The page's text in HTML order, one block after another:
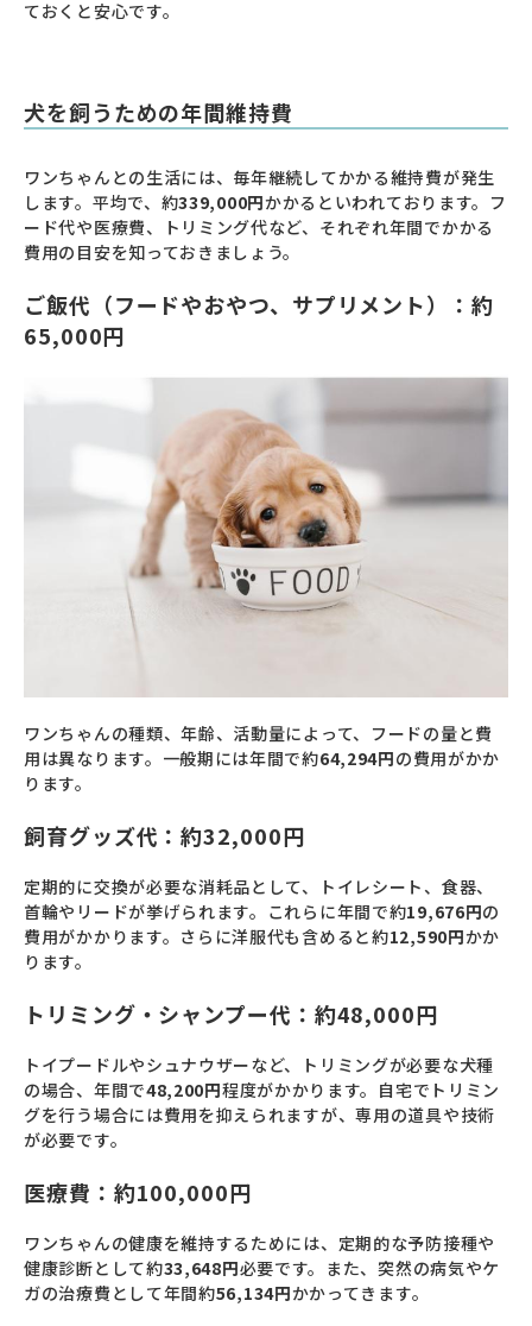
ておくと安心です。
犬を飼うための年間維持費
ワンちゃんとの生活には、毎年継続してかかる維持費が発生
します。平均で、約339,000円かかるといわれております。フ
ード代や医療費、トリミング代など、それぞれ年間でかかる
費用の目安を知っておきましょう。
ご飯代（フードやおやつ、サプリメント）：約
65,000円
ワンちゃんの種類、年齢、活動量によって、フードの量と費
用は異なります。一般期には年間で約64,294円の費用がかか
ります。
飼育グッズ代：約32,000円
定期的に交換が必要な消耗品として、トイレシート、食器、
首輪やリードが挙げられます。これらに年間で約19,676円の
費用がかかります。さらに洋服代も含めると約12,590円かか
ります。
トリミング・シャンプー代：約48,000円
トイプードルやシュナウザーなど、トリミングが必要な犬種
の場合、年間で48,200円程度がかかります。自宅でトリミン
グを行う場合には費用を抑えられますが、専用の道具や技術
が必要です。
医療費：約100,000円
ワンちゃんの健康を維持するためには、定期的な予防接種や
健康診断として約33,648円必要です。また、突然の病気やケ
ガの治療費として年間約56,134円かかってきます。